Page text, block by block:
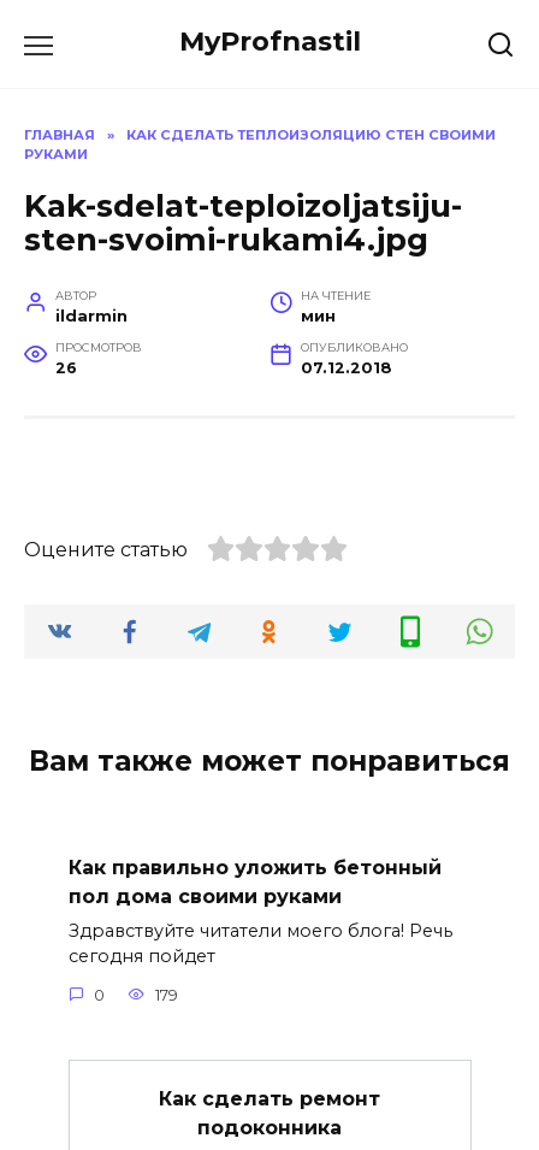
MyProfnastil
ГЛАВНАЯ »
КАК СДЕЛАТЬ ТЕПЛОИЗОЛЯЦИЮ СТЕН СВОИМИ
РУКАМИ
Kak-sdelat-teploizoljatsiju-
sten-svoimi-rukami4.jpg
АВТОР
ildarmin
НА ЧТЕНИЕ
мин
ПРОСМОТРОВ
26
ОПУБЛИКОВАНО
07.12.2018
Оцените статью
Вам также может понравиться
Как правильно уложить бетонный
пол дома своими руками
Здравствуйте читатели моего блога! Речь
сегодня пойдет
0 179
Как сделать ремонт
подоконника